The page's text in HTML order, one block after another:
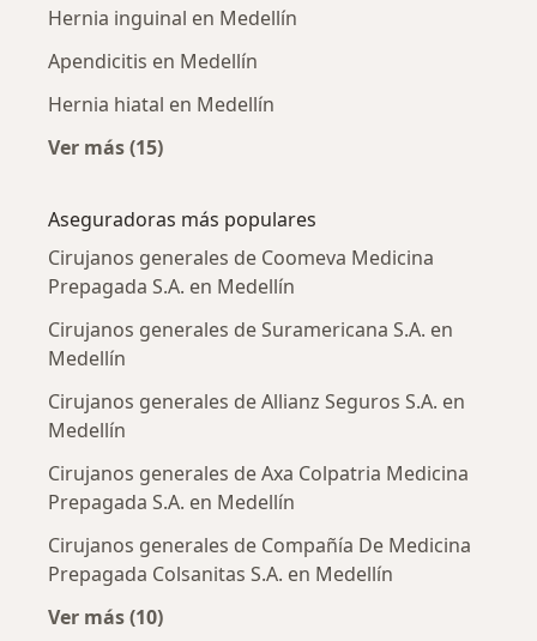
Hernia inguinal en Medellín
Apendicitis en Medellín
Hernia hiatal en Medellín
Ver más (15)
Aseguradoras más populares
Cirujanos generales de Coomeva Medicina
Prepagada S.A. en Medellín
Cirujanos generales de Suramericana S.A. en
Medellín
Cirujanos generales de Allianz Seguros S.A. en
Medellín
Cirujanos generales de Axa Colpatria Medicina
Prepagada S.A. en Medellín
Cirujanos generales de Compañía De Medicina
Prepagada Colsanitas S.A. en Medellín
Ver más (10)